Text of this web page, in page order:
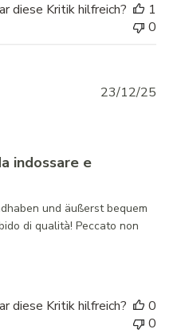
diese Kritik hilfreich?
1
0
indossare e
und äußerst bequem
di qualità! Peccato non
23/12/25
diese Kritik hilfreich?
0
0